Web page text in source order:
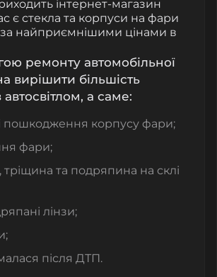
інтернет-магазин
є стекла та корпуси на фари
за найприємнішими цінами в
ремонту автомобільної
вирішити більшість
а саме:
пошкодження корпусу фари;
фари;
тріщина та подряпина на склі
лінзи;
після ДТП.